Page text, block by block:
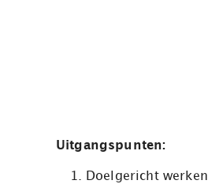
Uitgangspunten:
Doelgericht werken